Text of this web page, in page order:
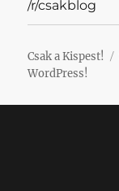
/r/csakblog
Csak a Kispest!
WordPress!